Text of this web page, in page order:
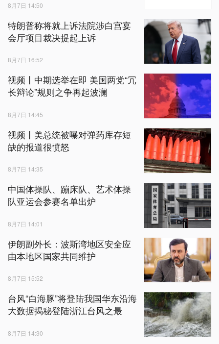
8月7日 14:50
特朗普称将就上诉法院涉白宫宴
会厅项目裁决提起上诉
8月7日 16:52
视频丨中期选举在即 美国两党“冗
长辩论”规则之争再起波澜
8月7日 14:45
视频丨美总统被曝对弹药库存短
缺的报道很愤怒
8月7日 14:35
中国体操队、蹦床队、艺术体操
队亚运会参赛名单出炉
8月7日 14:01
伊朗副外长：波斯湾地区安全应
由本地区国家共同维护
8月7日 15:52
台风“白海豚”将登陆我国华东沿海
大数据揭秘登陆浙江台风之最
8月7日 14:30